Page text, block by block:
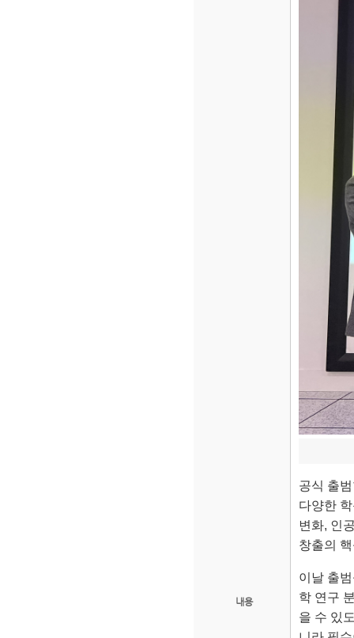
내용
공식 출
다양한
변화, 인
창출의
이날 출
학 연구
을 수 있